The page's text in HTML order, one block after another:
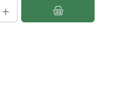
Wert ein oder benutze die